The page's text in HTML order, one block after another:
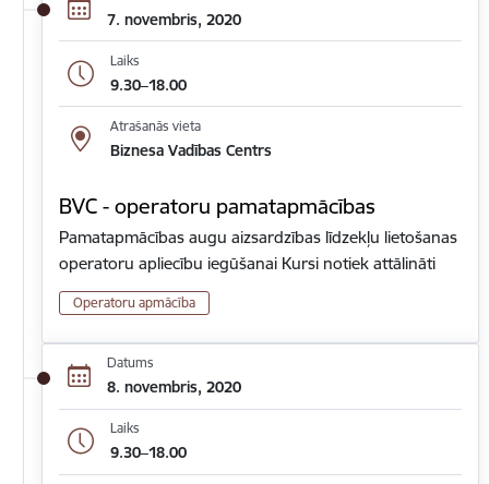
7. novembris, 2020
Laiks
9.30–18.00
Atrašanās vieta
Biznesa Vadības Centrs
BVC - operatoru pamatapmācības
Pamatapmācības augu aizsardzības līdzekļu lietošanas
operatoru apliecību iegūšanai Kursi notiek attālināti
Operatoru apmācība
Datums
8. novembris, 2020
Laiks
9.30–18.00